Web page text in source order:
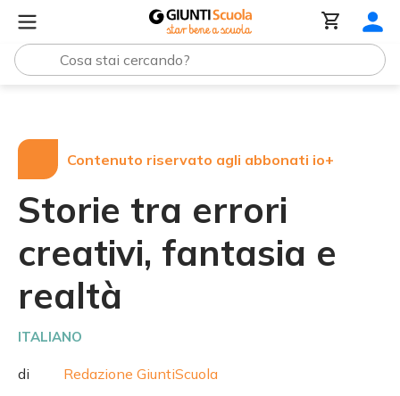
Contenuto riservato agli abbonati io+
Storie tra errori
creativi, fantasia e
realtà
ITALIANO
di Redazione GiuntiScuola